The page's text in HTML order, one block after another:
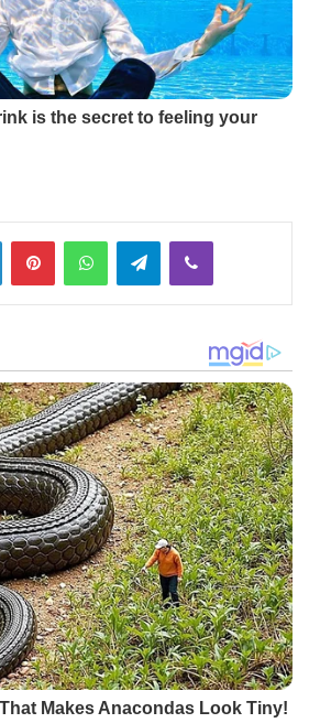
LinkedInPinterestWhatsAppTelegramViber